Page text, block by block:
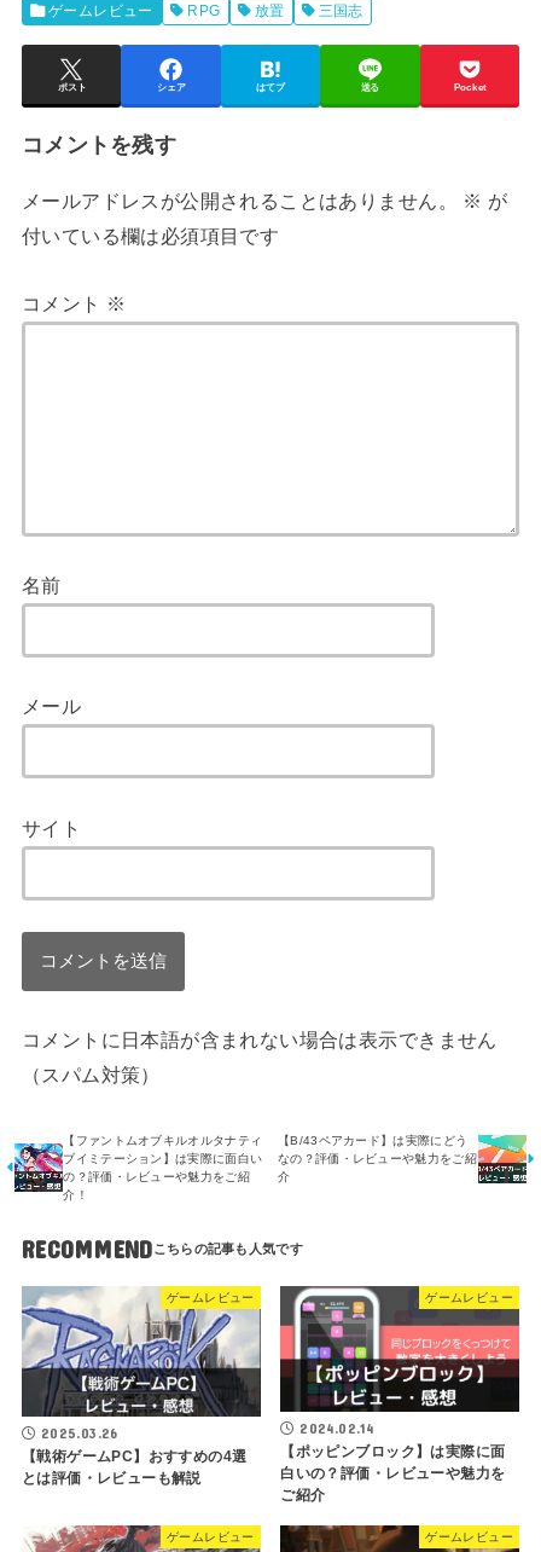
ゲームレビュー RPG 放置 三国志
ポスト シェア はてブ 送る Pocket
コメントを残す
メールアドレスが公開されることはありません。 ※ が
付いている欄は必須項目です
コメント ※
名前
メール
サイト
コメントに日本語が含まれない場合は表示できません
（スパム対策）
【ファントムオブキルオルタナティ
ブイミテーション】は実際に面白い
の？評価・レビューや魅力をご紹
介！
【B/43ペアカード】は実際にどう
なの？評価・レビューや魅力をご紹
介
RECOMMEND
ゲームレビュー
2025.03.26
【戦術ゲームPC】おすすめの4選
とは評価・レビューも解説
ゲームレビュー
2024.02.14
【ポッピンブロック】は実際に面
白いの？評価・レビューや魅力を
ご紹介
ゲームレビュー ゲームレビュー